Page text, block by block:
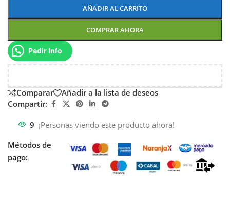
AÑADIR AL CARRITO
COMPRAR AHORA
Pedir Info
Comparar
Añadir a la lista de deseos
Compartir:
9 ¡Personas viendo este producto ahora!
Métodos de
pago: